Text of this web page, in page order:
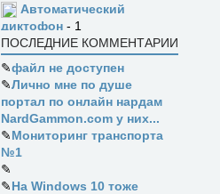
Автоматический
диктофон - 1
ПОСЛЕДНИЕ КОММЕНТАРИИ
✎файл не доступен
✎Лично мне по душе
портал по онлайн нардам
NardGammon.com у них...
✎Мониторинг транспорта
№1
✎
✎На Windows 10 тоже